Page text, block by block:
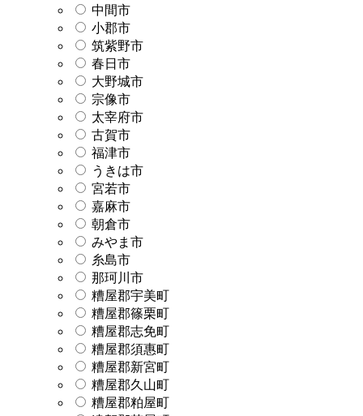
中間市
小郡市
筑紫野市
春日市
大野城市
宗像市
太宰府市
古賀市
福津市
うきは市
宮若市
嘉麻市
朝倉市
みやま市
糸島市
那珂川市
糟屋郡宇美町
糟屋郡篠栗町
糟屋郡志免町
糟屋郡須惠町
糟屋郡新宮町
糟屋郡久山町
糟屋郡粕屋町